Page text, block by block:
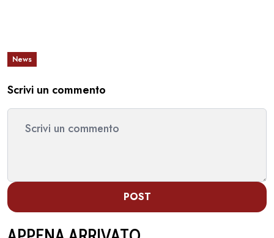
News
Scrivi un commento
POST